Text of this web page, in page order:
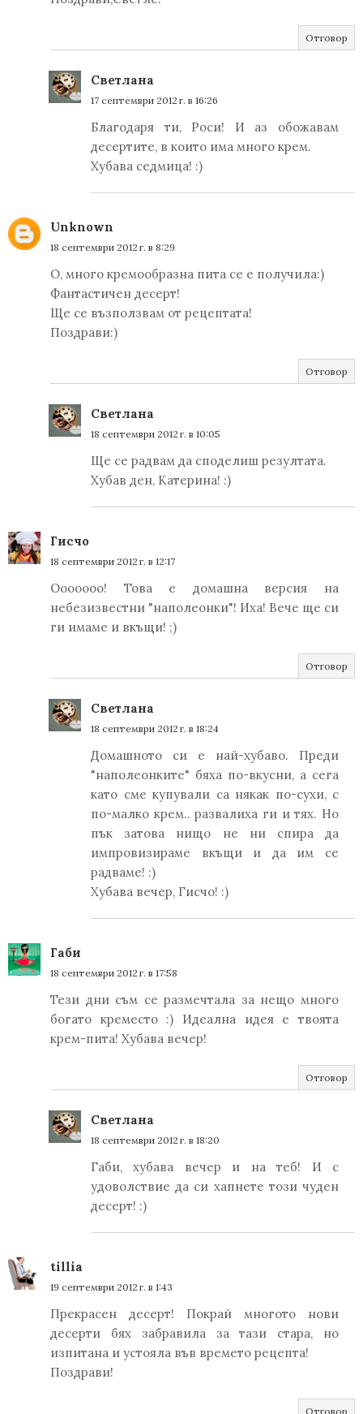
Отговор
Светлана
17 септември 2012 г. в 16:26
Благодаря ти, Роси! И аз обожавам
десертите, в които има много крем.
Хубава седмица! :)
Unknown
18 септември 2012 г. в 8:29
О, много кремообразна пита се е получила:)
Фантастичен десерт!
Ще се възползвам от рецептата!
Поздрави:)
Отговор
Светлана
18 септември 2012 г. в 10:05
Ще се радвам да споделиш резултата.
Хубав ден, Катерина! :)
Гисчо
18 септември 2012 г. в 12:17
Ооооооо! Това е домашна версия на
небезизвестни "наполеонки"! Иха! Вече ще си
ги имаме и вкъщи! ;)
Отговор
Светлана
18 септември 2012 г. в 18:24
Домашното си е най-хубаво. Преди
"наполеонките" бяха по-вкусни, а сега
като сме купували са някак по-сухи, с
по-малко крем.. развалиха ги и тях. Но
пък затова нищо не ни спира да
импровизираме вкъщи и да им се
радваме! :)
Хубава вечер, Гисчо! :)
Габи
18 септември 2012 г. в 17:58
Тези дни съм се размечтала за нещо много
богато креместо :) Идеална идея е твоята
крем-пита! Хубава вечер!
Отговор
Светлана
18 септември 2012 г. в 18:20
Габи, хубава вечер и на теб! И с
удоволствие да си хапнете този чуден
десерт! :)
tillia
19 септември 2012 г. в 1:43
Прекрасен десерт! Покрай многото нови
десерти бях забравила за тази стара, но
изпитана и устояла във времето рецепта!
Поздрави!
Отговор